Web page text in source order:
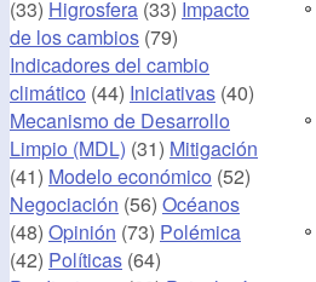
(33) Higrosfera (33) Impacto
de los cambios (79)
Indicadores del cambio
climático (44) Iniciativas (40)
Mecanismo de Desarrollo
Limpio (MDL) (31) Mitigación
(41) Modelo económico (52)
Negociación (56) Océanos
(48) Opinión (73) Polémica
(42) Políticas (64)